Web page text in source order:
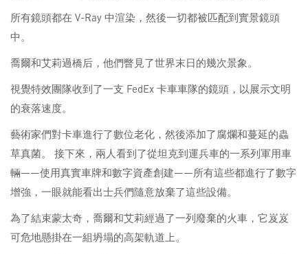
所有鏡頭都在 V-Ray 中渲染，然後一切都被匹配到實景鏡頭
中。
喬爾和艾莉過橋后，他們瞥見了世界末日的幾次景象。
視覺特效團隊收到了一支 FedEx 卡車車隊的鏡頭，以展示文明
的衰落速度。
藝術家們對卡車進行了數位老化，然後添加了腐爛和蔓延的蟲
草真菌。 接下來，兩人看到了從坦克到運兵車的一系列軍用車
輛——使用真實車牌和數字資產創建——所有這些都進行了數字
增強，一眼就能看出士兵們隨意放棄了這些設備。
為了結束蒙太奇，喬爾和艾莉經過了一列廢棄的火車，它岌岌
可危地懸掛在一組坍塌的高架軌道上。